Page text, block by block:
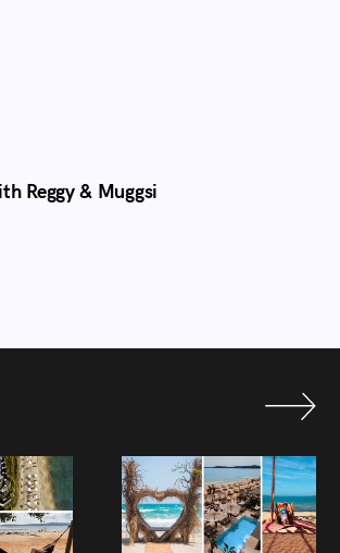
Reggy & Muggsi